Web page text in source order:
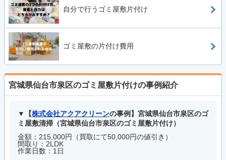
自分で行うゴミ屋敷片付け
ゴミ屋敷の片付け費用
宮城県仙台市泉区のゴミ屋敷片付けの事例紹介
【株式会社アクアクリーンの事例】宮城県仙台市泉区のゴ
ミ屋敷清掃（宮城県仙台市泉区のゴミ屋敷片付け）
金額：215,000円（買取にて50,000円の値引き）
間取り：2LDK
作業日数：1日